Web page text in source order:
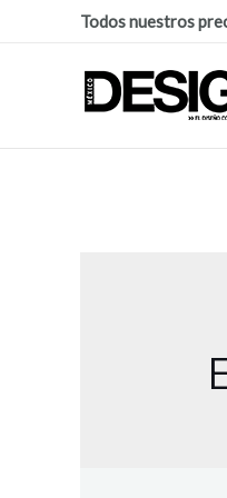
Todos nuestros